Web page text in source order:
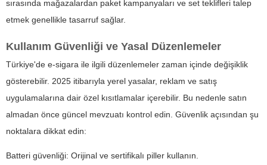
sırasında mağazalardan paket kampanyaları ve set teklifleri talep
etmek genellikle tasarruf sağlar.
Kullanım Güvenliği ve Yasal Düzenlemeler
Türkiye'de e-sigara ile ilgili düzenlemeler zaman içinde değişiklik
gösterebilir. 2025 itibarıyla yerel yasalar, reklam ve satış
uygulamalarına dair özel kısıtlamalar içerebilir. Bu nedenle satın
almadan önce güncel mevzuatı kontrol edin. Güvenlik açısından şu
noktalara dikkat edin:
Batteri güvenliği: Orijinal ve sertifikalı piller kullanın.